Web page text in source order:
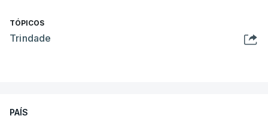
TÓPICOS
Trindade
PAÍS